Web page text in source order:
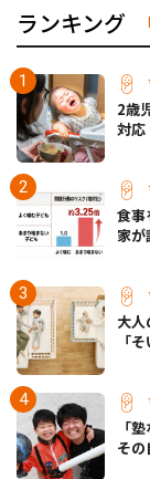
ランキング
2歳
対応
食事
家
大
「
「
その